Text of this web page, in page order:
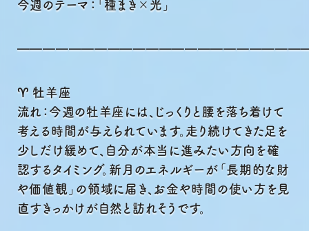
今週のテーマ：「種まき×光」
♈ 牡羊座
流れ：今週の牡羊座には、じっくりと腰を落ち着けて
考える時間が与えられています。走り続けてきた足を
少しだけ緩めて、自分が本当に進みたい方向を確
認するタイミング。新月のエネルギーが「長期的な財
や価値観」の領域に届き、お金や時間の使い方を見
直すきっかけが自然と訪れそうです。